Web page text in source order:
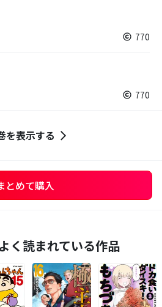
770
770
を表示する
とめて購入
く読まれている作品